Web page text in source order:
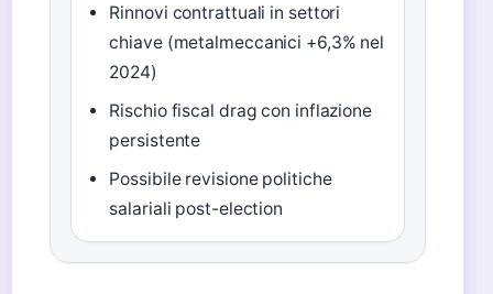
Rinnovi contrattuali in settori
chiave (metalmeccanici +6,3% nel
2024)
Rischio fiscal drag con inflazione
persistente
Possibile revisione politiche
salariali post-election